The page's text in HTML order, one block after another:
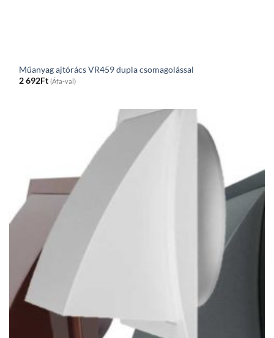
Műanyag ajtórács VR459 dupla csomagolással
2 692Ft (Áfa-val)